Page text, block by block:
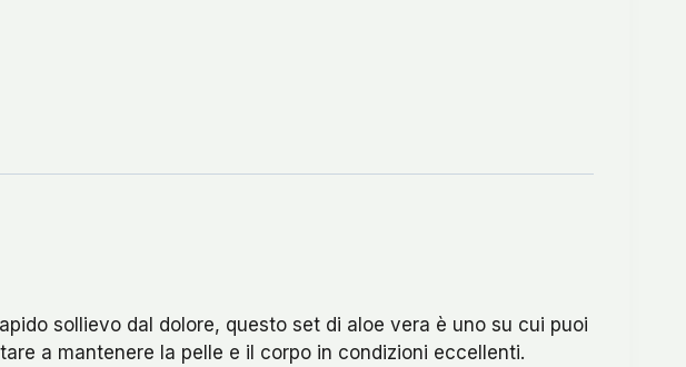
sollievo dal dolore, questo set di aloe vera è uno su cui puoi
a mantenere la pelle e il corpo in condizioni eccellenti.